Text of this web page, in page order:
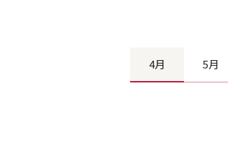
4月 5月